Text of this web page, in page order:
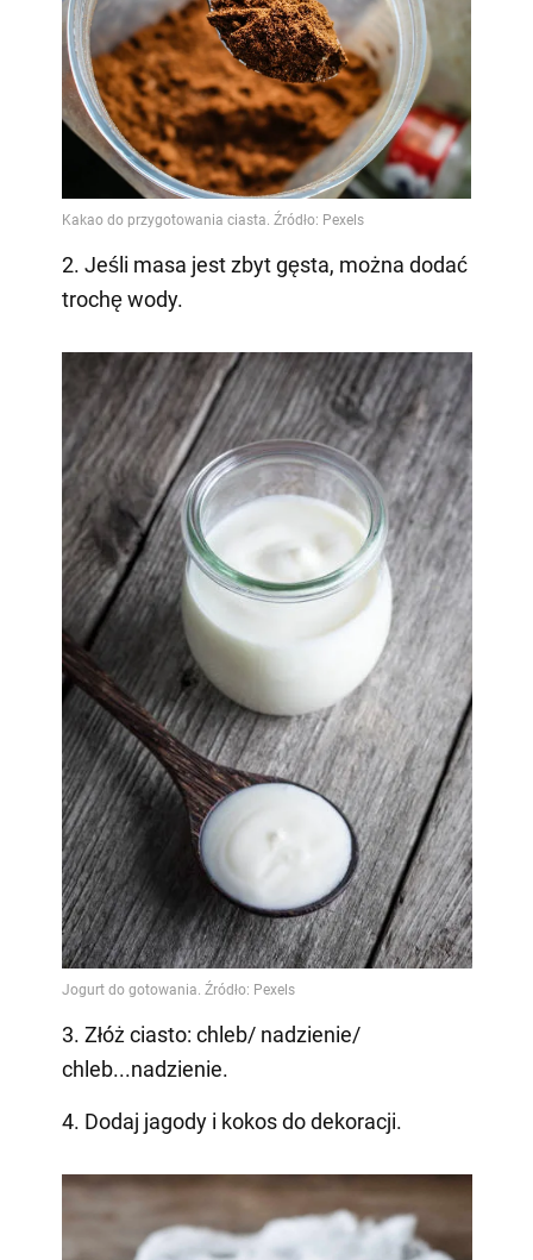
2. Jeśli masa jest zbyt gęsta, można dodać
trochę wody.
3. Złóż ciasto: chleb/ nadzienie/
chleb...nadzienie.
4. Dodaj jagody i kokos do dekoracji.